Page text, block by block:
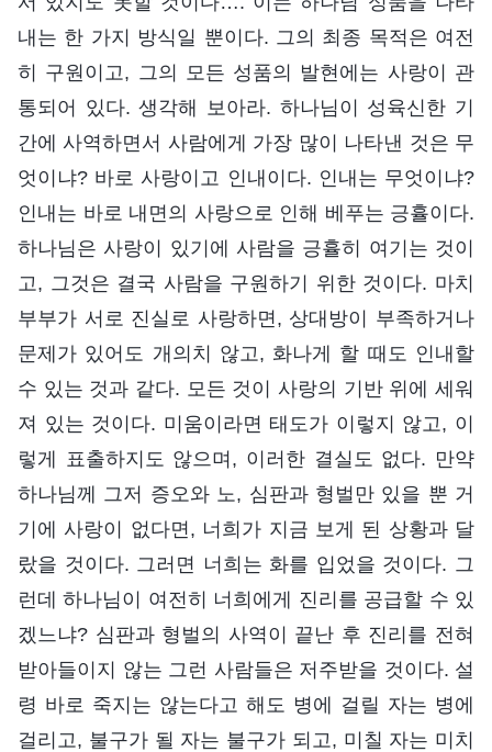
내는 한 가지 방식일 뿐이다. 그의 최종 목적은 여전
히 구원이고, 그의 모든 성품의 발현에는 사랑이 관
통되어 있다. 생각해 보아라. 하나님이 성육신한 기
간에 사역하면서 사람에게 가장 많이 나타낸 것은 무
엇이냐? 바로 사랑이고 인내이다. 인내는 무엇이냐?
인내는 바로 내면의 사랑으로 인해 베푸는 긍휼이다.
하나님은 사랑이 있기에 사람을 긍휼히 여기는 것이
고, 그것은 결국 사람을 구원하기 위한 것이다. 마치
부부가 서로 진실로 사랑하면, 상대방이 부족하거나
문제가 있어도 개의치 않고, 화나게 할 때도 인내할
수 있는 것과 같다. 모든 것이 사랑의 기반 위에 세워
져 있는 것이다. 미움이라면 태도가 이렇지 않고, 이
렇게 표출하지도 않으며, 이러한 결실도 없다. 만약
하나님께 그저 증오와 노, 심판과 형벌만 있을 뿐 거
기에 사랑이 없다면, 너희가 지금 보게 된 상황과 달
랐을 것이다. 그러면 너희는 화를 입었을 것이다. 그
런데 하나님이 여전히 너희에게 진리를 공급할 수 있
겠느냐? 심판과 형벌의 사역이 끝난 후 진리를 전혀
받아들이지 않는 그런 사람들은 저주받을 것이다. 설
령 바로 죽지는 않는다고 해도 병에 걸릴 자는 병에
걸리고, 불구가 될 자는 불구가 되고, 미칠 자는 미치